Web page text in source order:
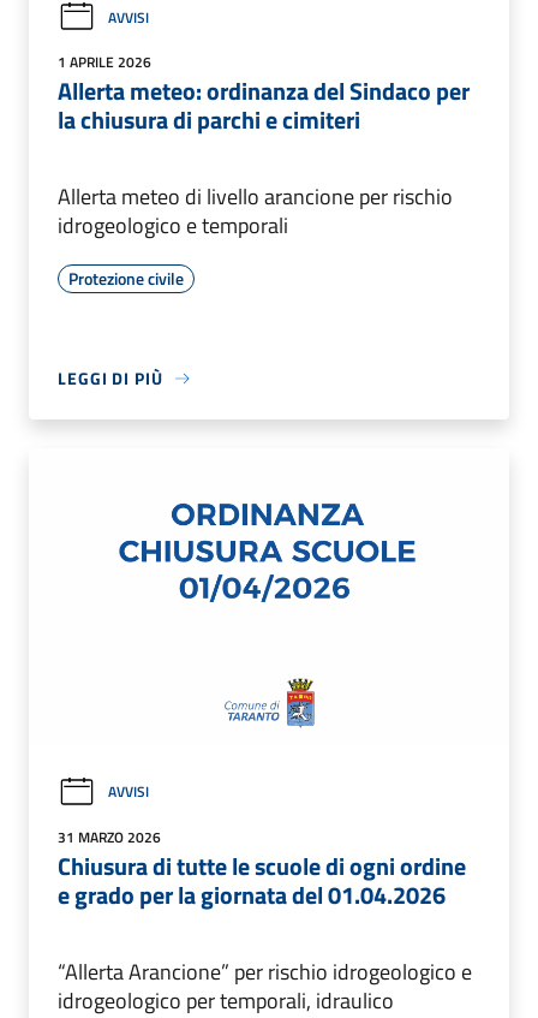
AVVISI
1 APRILE 2026
Allerta meteo: ordinanza del Sindaco per
la chiusura di parchi e cimiteri
Allerta meteo di livello arancione per rischio
idrogeologico e temporali
Protezione civile
LEGGI DI PIÙ
AVVISI
31 MARZO 2026
Chiusura di tutte le scuole di ogni ordine
e grado per la giornata del 01.04.2026
“Allerta Arancione” per rischio idrogeologico e
idrogeologico per temporali, idraulico